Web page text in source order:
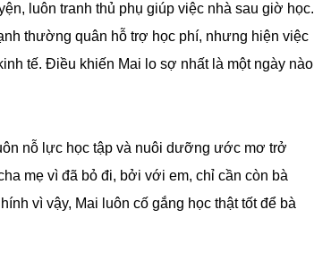
luôn tranh thủ phụ giúp việc nhà sau giờ học.
thường quân hỗ trợ học phí, nhưng hiện việc
tế. Điều khiến Mai lo sợ nhất là một ngày nào
nỗ lực học tập và nuôi dưỡng ước mơ trở
mẹ vì đã bỏ đi, bởi với em, chỉ cần còn bà
vì vậy, Mai luôn cố gắng học thật tốt để bà